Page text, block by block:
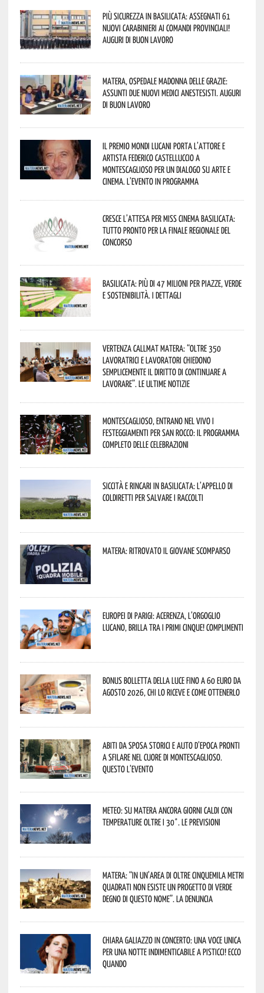
Più sicurezza in Basilicata: assegnati 61
nuovi Carabinieri ai Comandi provinciali!
Auguri di buon lavoro
Matera, Ospedale Madonna delle Grazie:
assunti due nuovi medici anestesisti. Auguri
di buon lavoro
Il Premio Mondi Lucani porta l’attore e
artista Federico Castelluccio a
Montescaglioso per un dialogo su arte e
cinema. L’evento in programma
Cresce l’attesa per Miss Cinema Basilicata:
tutto pronto per la finale regionale del
concorso
Basilicata: più di 47 milioni per piazze, verde
e sostenibilità. I dettagli
Vertenza CallMat Matera: “Oltre 350
lavoratrici e lavoratori chiedono
semplicemente il diritto di continuare a
lavorare”. Le ultime notizie
Montescaglioso, entrano nel vivo i
festeggiamenti per San Rocco: il programma
completo delle celebrazioni
Siccità e rincari in Basilicata: l’appello di
Coldiretti per salvare i raccolti
Matera: ritrovato il giovane scomparso
Europei di Parigi: Acerenza, l’orgoglio
lucano, brilla tra i primi cinque! Complimenti
Bonus bolletta della luce fino a 60 euro da
agosto 2026, chi lo riceve e come ottenerlo
Abiti da sposa storici e auto d’epoca pronti
a sfilare nel cuore di Montescaglioso.
Questo l’evento
Meteo: su Matera ancora giorni caldi con
temperature oltre i 30°. Le previsioni
Matera: “In un’area di oltre cinquemila metri
quadrati non esiste un progetto di verde
degno di questo nome”. La denuncia
Chiara Galiazzo in concerto: una voce unica
per una notte indimenticabile a Pisticci! Ecco
quando